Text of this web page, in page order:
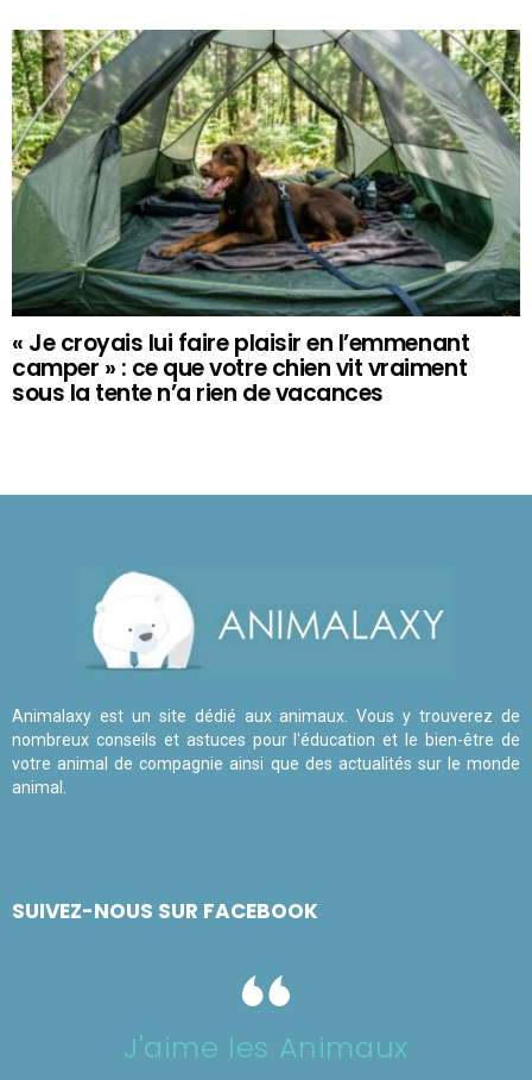
« Je croyais lui faire plaisir en l’emmenant
camper » : ce que votre chien vit vraiment
sous la tente n’a rien de vacances
Animalaxy est un site dédié aux animaux. Vous y trouverez de
nombreux conseils et astuces pour l'éducation et le bien-être de
votre animal de compagnie ainsi que des actualités sur le monde
animal.
SUIVEZ-NOUS SUR FACEBOOK
J'aime les Animaux